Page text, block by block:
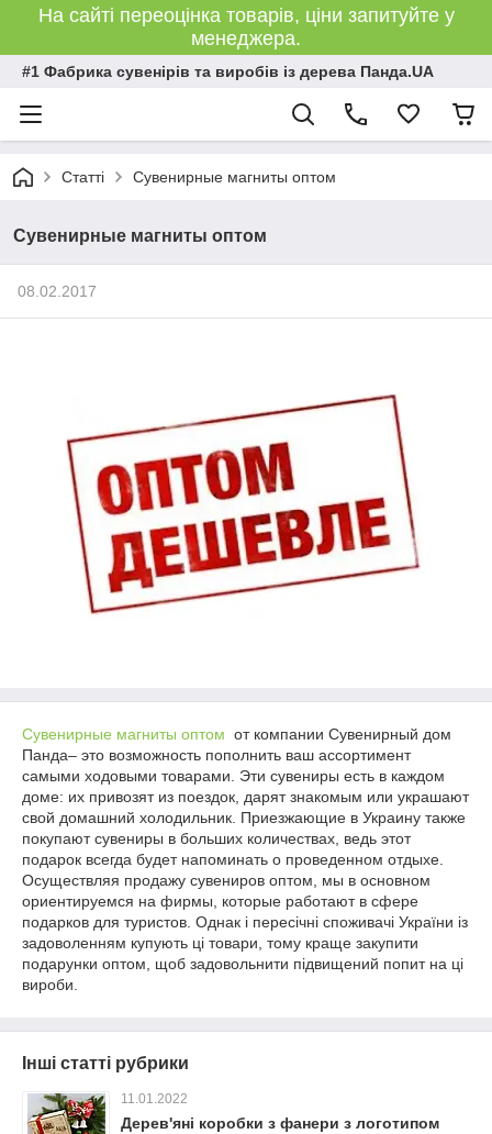
На сайті переоцінка товарів, ціни запитуйте у
менеджера.
#1 Фабрика сувенірів та виробів із дерева Панда.UA
Статті Сувенирные магниты оптом
Сувенирные магниты оптом
08.02.2017
Сувенирные магниты оптом от компании Сувенирный дом
Панда– это возможность пополнить ваш ассортимент
самыми ходовыми товарами. Эти сувениры есть в каждом
доме: их привозят из поездок, дарят знакомым или украшают
свой домашний холодильник. Приезжающие в Украину также
покупают сувениры в больших количествах, ведь этот
подарок всегда будет напоминать о проведенном отдыхе.
Осуществляя продажу сувениров оптом, мы в основном
ориентируемся на фирмы, которые работают в сфере
подарков для туристов. Однак і пересічні споживачі України із
задоволенням купують ці товари, тому краще закупити
подарунки оптом, щоб задовольнити підвищений попит на ці
вироби.
Інші статті рубрики
11.01.2022
Дерев'яні коробки з фанери з логотипом